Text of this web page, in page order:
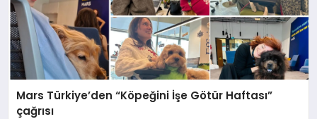
Mars Türkiye’den “Köpeğini İşe Götür Haftası”
çağrısı